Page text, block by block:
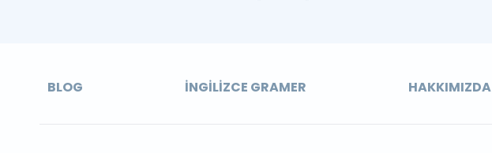
BLOG İNGILIZCE GRAMER HAKKIMIZDA